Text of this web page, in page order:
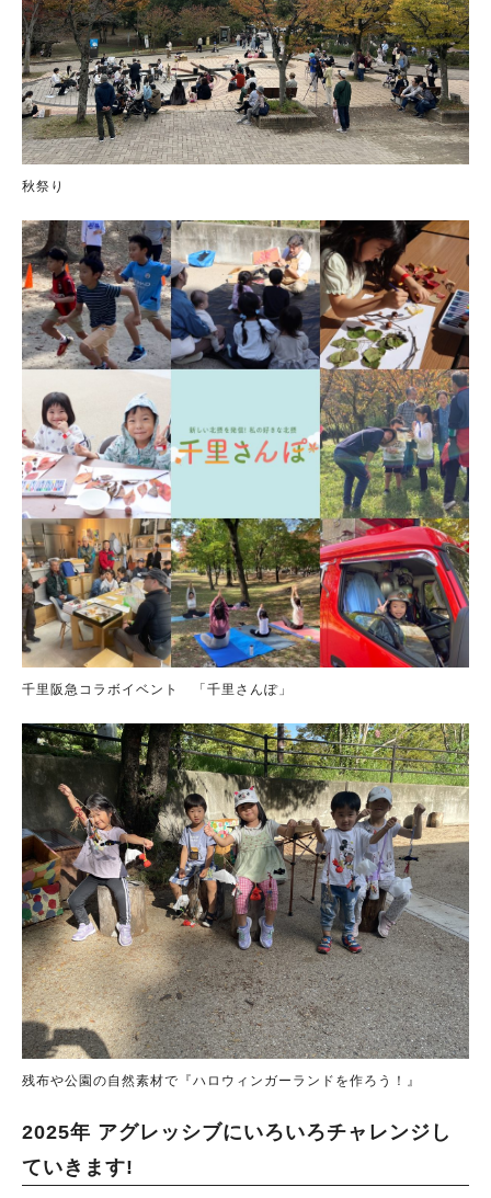
秋祭り
千里阪急コラボイベント 「千里さんぽ」
残布や公園の自然素材で『ハロウィンガーランドを作ろう！』
2025年 アグレッシブにいろいろチャレンジし
ていきます!